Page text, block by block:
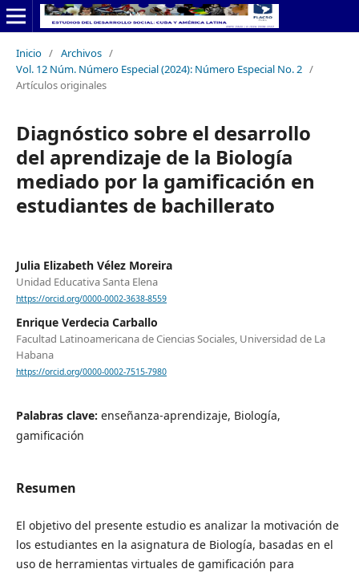
Inicio / Archivos /
Vol. 12 Núm. Número Especial (2024): Número Especial No. 2 /
Artículos originales
Diagnóstico sobre el desarrollo
del aprendizaje de la Biología
mediado por la gamificación en
estudiantes de bachillerato
Julia Elizabeth Vélez Moreira
Unidad Educativa Santa Elena
https://orcid.org/0000-0002-3638-8559
Enrique Verdecia Carballo
Facultad Latinoamericana de Ciencias Sociales, Universidad de La
Habana
https://orcid.org/0000-0002-7515-7980
Palabras clave: enseñanza-aprendizaje, Biología,
gamificación
Resumen
El objetivo del presente estudio es analizar la motivación de
los estudiantes en la asignatura de Biología, basadas en el
uso de herramientas virtuales de gamificación para